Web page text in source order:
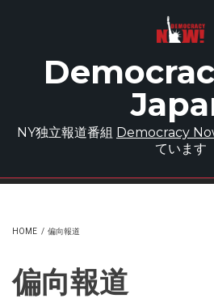
NY独立報道番組 Democracy
ています
HOME / 偏向報道
偏向報道